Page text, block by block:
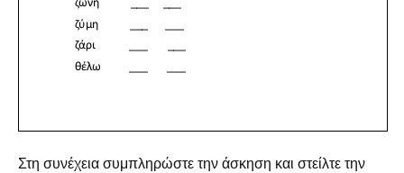
Στη συνέχεια συμπληρώστε την άσκηση και στείλτε την